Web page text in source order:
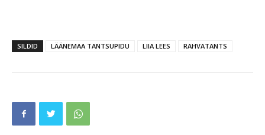
SILDID LÄÄNEMAA TANTSUPIDU LIIA LEES RAHVATANTS